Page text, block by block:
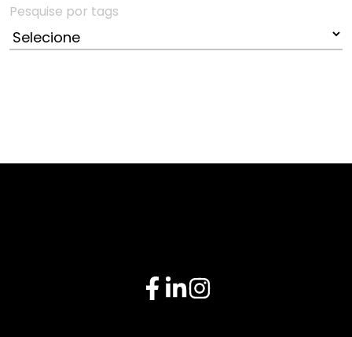
Pesquise por tags